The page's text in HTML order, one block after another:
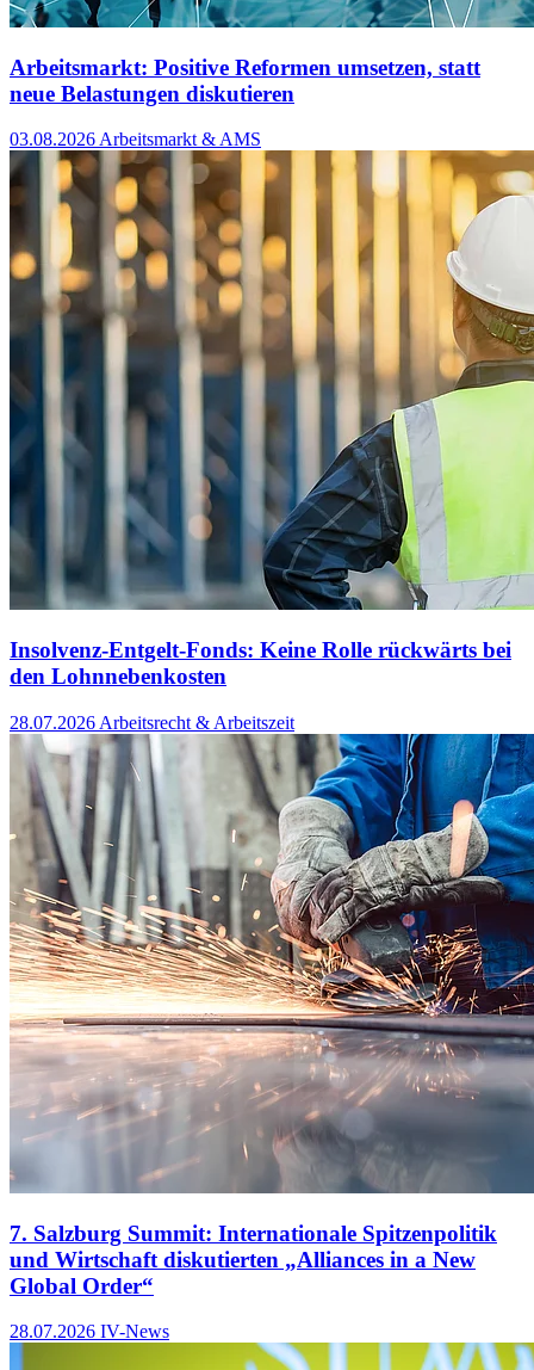
Arbeitsmarkt: Positive Reformen umsetzen, statt
neue Belastungen diskutieren
03.08.2026Arbeitsmarkt & AMS
Insolvenz-Entgelt-Fonds: Keine Rolle rückwärts bei
den Lohnnebenkosten
28.07.2026 Arbeitsrecht & Arbeitszeit
7. Salzburg Summit: Internationale Spitzenpolitik
und Wirtschaft diskutierten „Alliances in a New
Global Order“
28.07.2026 IV-News